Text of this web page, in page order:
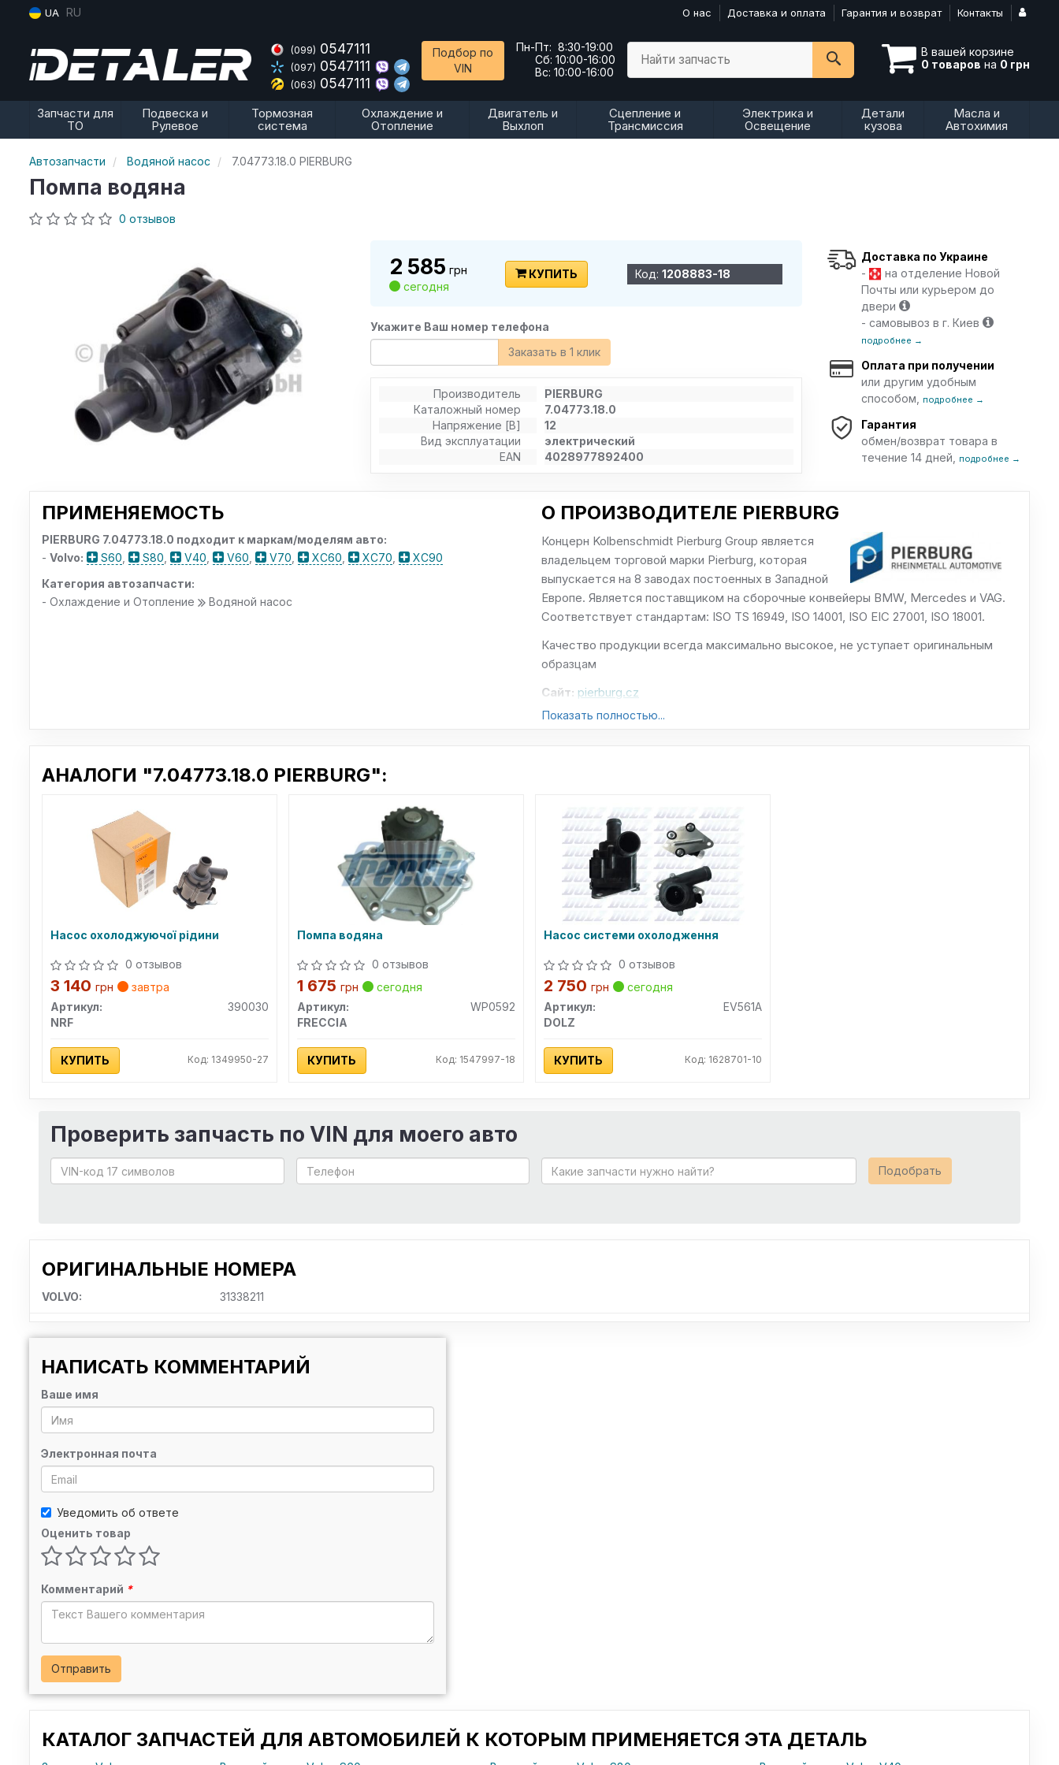
UA RU О нас Доставка и оплата Гарантия и возврат Контакты
(099) 0547111
(097) 0547111
(063) 0547111
Подбор по
VIN
Пн-Пт: 8:30-19:00
Сб: 10:00-16:00
Вс: 10:00-16:00
В вашей корзине
0 товаров на 0 грн
Найти запчасть
Запчасти для
ТО
Подвеска и
Рулевое
Тормозная
система
Охлаждение и
Отопление
Двигатель и
Выхлоп
Сцепление и
Трансмиссия
Электрика и
Освещение
Детали
кузова
Масла и
Автохимия
Автозапчасти Водяной насос 7.04773.18.0 PIERBURG
Помпа водяна
0 отзывов
2 585 грн
сегодня
КУПИТЬ Код:1208883-18
Укажите Ваш номер телефона
Заказать в 1 клик
Производитель
PIERBURG
Каталожный номер
7.04773.18.0
Напряжение [В]
12
Вид эксплуатации
электрический
EAN
4028977892400
Доставка по Украине
-
на отделение Новой
Почты или курьером до
двери
- самовывоз в г. Киев
подробнее →
Оплата при получении
или другим удобным
способом,
подробнее →
Гарантия
обмен/возврат товара в
течение 14 дней,
подробнее →
ПРИМЕНЯЕМОСТЬ
PIERBURG 7.04773.18.0 подходит к маркам/моделям авто:
- Volvo: S60 S80 V40 V60 V70 XC60 XC70
XC90
Категория автозапчасти:
- Охлаждение и Отопление
Водяной насос
О ПРОИЗВОДИТЕЛЕ PIERBURG
Концерн Kolbenschmidt Pierburg Group является
владельцем торговой марки Pierburg, которая
выпускается на 8 заводах постоенных в Западной
Европе. Является поставщиком на сборочные конвейеры BMW, Mercedes и VAG.
Соответствует стандартам: ISO TS 16949, ISO 14001, ISO EIC 27001, ISO 18001.
Качество продукции всегда максимально высокое, не уступает оригинальным
образцам
Сайт: pierburg.cz
Показать полностью...
АНАЛОГИ "7.04773.18.0 PIERBURG":
Насос охолоджуючої рідини
0 отзывов
3 140 грн
завтра
Артикул:
390030
NRF
КУПИТЬ Код: 1349950-27
Помпа водяна
0 отзывов
1 675 грн
сегодня
Артикул:
WP0592
FRECCIA
КУПИТЬ Код: 1547997-18
Насос системи охолодження
0 отзывов
2 750 грн
сегодня
Артикул:
EV561A
DOLZ
КУПИТЬ Код: 1628701-10
Проверить запчасть по VIN для моего авто
Подобрать
ОРИГИНАЛЬНЫЕ НОМЕРА
VOLVO: 31338211
НАПИСАТЬ КОММЕНТАРИЙ
Ваше имя
Электронная почта
Уведомить об ответе
Оценить товар
Комментарий *
Отправить
КАТАЛОГ ЗАПЧАСТЕЙ ДЛЯ АВТОМОБИЛЕЙ К КОТОРЫМ ПРИМЕНЯЕТСЯ ЭТА ДЕТАЛЬ